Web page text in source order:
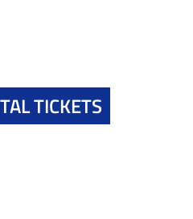
TICKETS